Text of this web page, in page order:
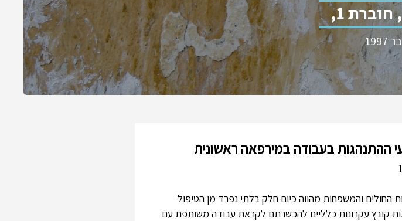
1,
ההתנהגות בעבודה במירפאה ראשונית
החולים והמשפחות מהווה כיום חלק בלתי נפרד מן הטיפול
קובץ עקרונות כלליים להכשרתם לקראת עבודה משותפת עם